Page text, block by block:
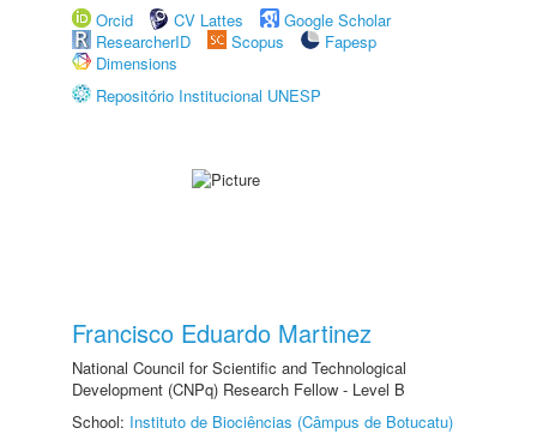
Orcid
CV Lattes
Google Scholar
ResearcherID
Scopus
Fapesp
Dimensions
Repositório Institucional UNESP
Francisco Eduardo Martinez
National Council for Scientific and Technological
Development (CNPq) Research Fellow - Level B
School: Instituto de Biociências (Câmpus de Botucatu)